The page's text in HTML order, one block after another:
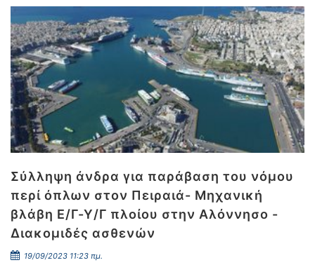
Σύλληψη άνδρα για παράβαση του νόμου
περί όπλων στον Πειραιά- Μηχανική
βλάβη Ε/Γ-Υ/Γ πλοίου στην Αλόννησο -
Διακομιδές ασθενών
19/09/2023 11:23 πμ.